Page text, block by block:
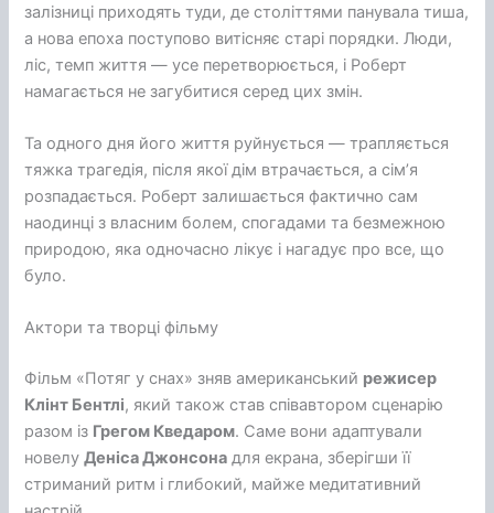
залізниці приходять туди, де століттями панувала тиша,
а нова епоха поступово витісняє старі порядки. Люди,
ліс, темп життя — усе перетворюється, і Роберт
намагається не загубитися серед цих змін.
Та одного дня його життя руйнується — трапляється
тяжка трагедія, після якої дім втрачається, а сім’я
розпадається. Роберт залишається фактично сам
наодинці з власним болем, спогадами та безмежною
природою, яка одночасно лікує і нагадує про все, що
було.
Актори та творці фільму
Фільм «Потяг у снах» зняв американський режисер
Клінт Бентлі, який також став співавтором сценарію
разом із Грегом Кведаром. Саме вони адаптували
новелуДеніса Джонсона для екрана, зберігши її
стриманий ритм і глибокий, майже медитативний